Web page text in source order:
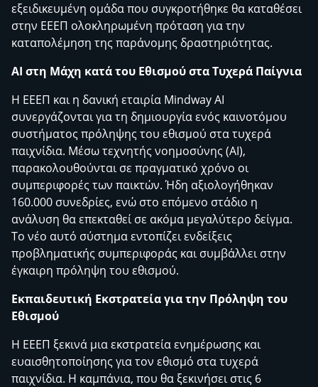
εξειδικευμένη ομάδα που συγκροτήθηκε θα καταθέσει
στην ΕΕΕΠ ολοκληρωμένη πρόταση για την
καταπολέμηση της παράνομης δραστηριότητας.
AI στη Μάχη κατά του Εθισμού στα Τυχερά Παίγνια
Η ΕΕΕΠ και η δανική εταιρία Mindway AI
συνεργάζονται για τη δημιουργία ενός καινοτόμου
συστήματος πρόληψης του εθισμού στα τυχερά
παιχνίδια. Μέσω τεχνητής νοημοσύνης (AI),
παρακολουθούνται σε πραγματικό χρόνο οι
συμπεριφορές των παικτών. Ήδη αξιολογήθηκαν
160.000 συνεδρίες, ενώ στο επόμενο στάδιο η
ανάλυση θα επεκταθεί σε ακόμα μεγαλύτερο δείγμα.
Το νέο αυτό σύστημα εντοπίζει ενδείξεις
προβληματικής συμπεριφοράς και συμβάλλει στην
έγκαιρη πρόληψη του εθισμού.
Εκπαιδευτική Εκστρατεία για την Πρόληψη του
Εθισμού
Η ΕΕΕΠ ξεκινά μια εκστρατεία ενημέρωσης και
ευαισθητοποίησης για τον εθισμό στα τυχερά
παιχνίδια. Η καμπάνια, που θα ξεκινήσει στις 6